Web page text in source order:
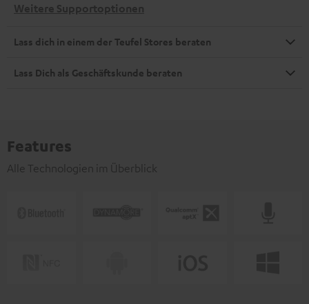
Weitere Supportoptionen
Lass dich in einem der Teufel Stores beraten
Lass Dich als Geschäftskunde beraten
Features
Alle Technologien im Überblick